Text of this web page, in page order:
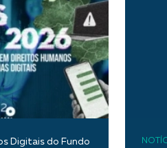
Digitais do Fundo